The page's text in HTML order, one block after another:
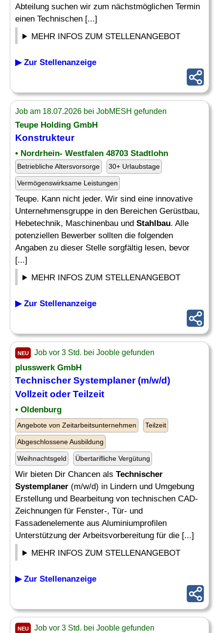
Abteilung suchen wir zum nächstmöglichen Termin
einen Technischen [...]
MEHR INFOS ZUM STELLENANGEBOT
▶ Zur Stellenanzeige
Job am 18.07.2026 bei JobMESH gefunden
Teupe Holding GmbH
Konstrukteur
• Nordrhein- Westfalen 48703 Stadtlohn
Betriebliche Altersvorsorge 30+ Urlaubstage
Vermögenswirksame Leistungen
Teupe. Kann nicht jeder. Wir sind eine innovative
Unternehmensgruppe in den Bereichen Gerüstbau,
Hebetechnik, Maschinenbau und Stahlbau. Alle
potenziellen Bewerber sollten die folgenden
Angaben zu dieser Stelle sorgfältig lesen, bevor
[...]
MEHR INFOS ZUM STELLENANGEBOT
▶ Zur Stellenanzeige
NEU Job vor 3 Std. bei Jooble gefunden
plusswerk GmbH
Technischer Systemplaner(m/w/d)
Vollzeit oder Teilzeit
• Oldenburg
Angebote von Zeitarbeitsunternehmen Teilzeit
Abgeschlossene Ausbildung
Weihnachtsgeld Übertarifliche Vergütung
Wir bieten Dir Chancen als Technischer
Systemplaner (m/w/d) in Lindern und Umgebung
Erstellung und Bearbeitung von technischen CAD-
Zeichnungen für Fenster-, Tür- und
Fassadenelemente aus Aluminiumprofilen
Unterstützung der Arbeitsvorbereitung für die [...]
MEHR INFOS ZUM STELLENANGEBOT
▶ Zur Stellenanzeige
NEU Job vor 3 Std. bei Jooble gefunden